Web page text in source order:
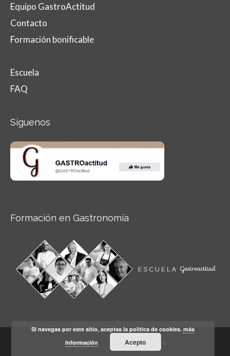
Equipo GastroActitud
Contacto
Formación bonificable
Escuela
FAQ
Síguenos
Formación en Gastronomía
Aviso legal Condiciones de Uso
Si navegas por este sitio, aceptas la política de cookies.más
información
Acepto